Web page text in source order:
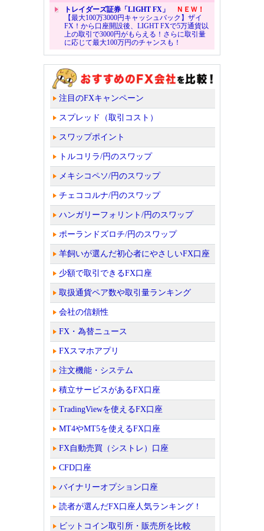
トレイダーズ証券「LIGHT FX」
ＮＥＷ！
【最大100万3000円キャッシュバック】ザイ
FX！から口座開設後、LIGHT FXで5万通貨以
上の取引で3000円がもらえる！さらに取引量
に応じて最大100万円のチャンスも！
注目のFXキャンペーン
スプレッド（取引コスト）
スワップポイント
トルコリラ/円のスワップ
メキシコペソ/円のスワップ
チェココルナ/円のスワップ
ハンガリーフォリント/円のスワップ
ポーランドズロチ/円のスワップ
羊飼いが選んだ初心者にやさしいFX口座
少額で取引できるFX口座
取扱通貨ペア数や取引量ランキング
会社の信頼性
FX・為替ニュース
FXスマホアプリ
注文機能・システム
積立サービスがあるFX口座
TradingViewを使えるFX口座
MT4やMT5を使えるFX口座
FX自動売買（シストレ）口座
CFD口座
バイナリーオプション口座
読者が選んだFX口座人気ランキング！
ビットコイン取引所・販売所を比較